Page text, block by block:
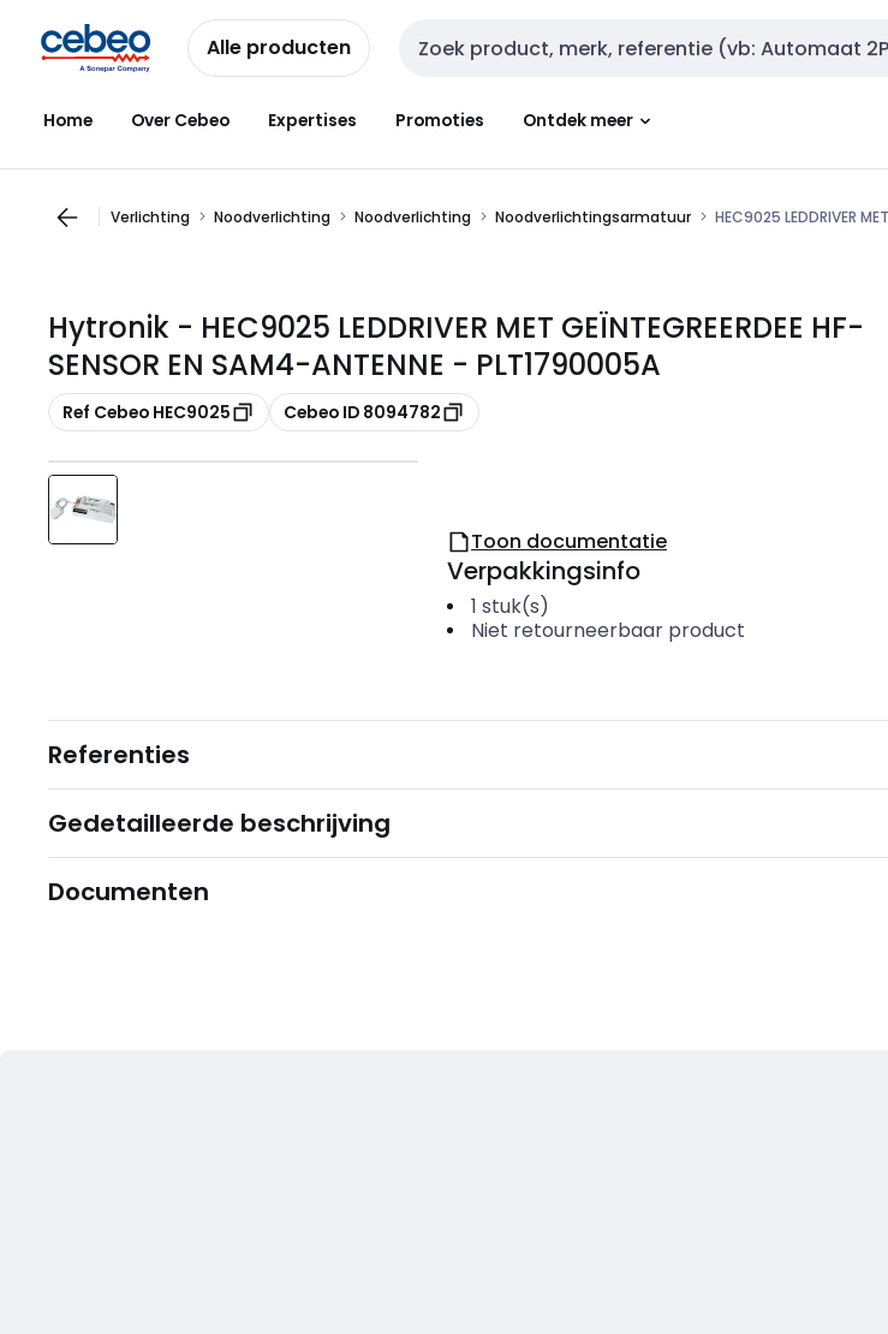
naar
navigatie
naar
inhoud
Alle producten Zoekveld invoer
Home Over Cebeo Expertises Promoties Ontdek meer
Verlichting Noodverlichting Noodverlichting Noodverlichtingsarmatuur HEC9025 LEDDRIVER
Hytronik - HEC9025 LEDDRIVER MET GEÏNTEGREERDEE HF-
SENSOR EN SAM4-ANTENNE - PLT1790005A
Kopiëren
Ref Cebeo HEC9025 Kopiëren
Cebeo ID 8094782
Toon documentatie
Verpakkingsinfo
1 stuk(s)
Niet retourneerbaar product
Referenties
Gedetailleerde beschrijving
Documenten